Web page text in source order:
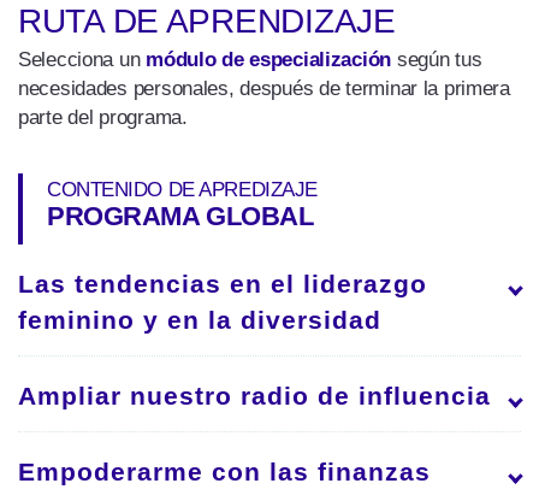
RUTA DE APRENDIZAJE
Selecciona unmódulo de especialización según tus
necesidades personales, después de terminar la primera
parte del programa.
CONTENIDO DE APREDIZAJE
PROGRAMA GLOBAL
Las tendencias en el liderazgo
feminino y en la diversidad
Comprenderás claramente la dinámica y las
expectativas del programa.
actual: haz que se escuche tu voz.
Ampliar nuestro radio de influencia
Podrás utilizar eficazmente las herramientas
asociadas a la gestión de los stakeholders para
ampliar tu esfera de influencia: la creación de
Empoderarme con las finanzas